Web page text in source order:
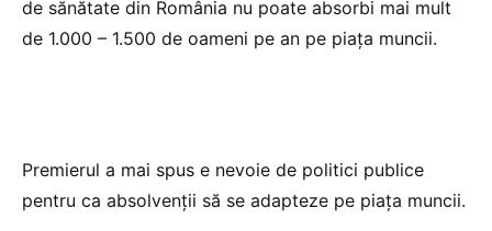
de sănătate din România nu poate absorbi mai mult
de 1.000 – 1.500 de oameni pe an pe piața muncii.
Premierul a mai spus e nevoie de politici publice
pentru ca absolvenții să se adapteze pe piața muncii.